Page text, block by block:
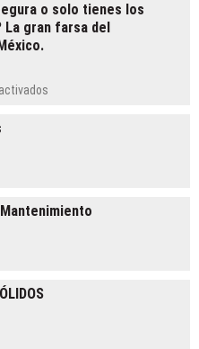
o solo tienes los
gran farsa del
solo